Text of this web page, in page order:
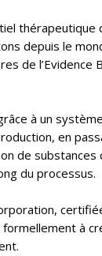
thérapeutique
depuis le
de l’Evidence
à un
en
de
du processus.
à